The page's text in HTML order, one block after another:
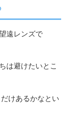
遠レンズで
は避けたいとこ
けあるかなとい